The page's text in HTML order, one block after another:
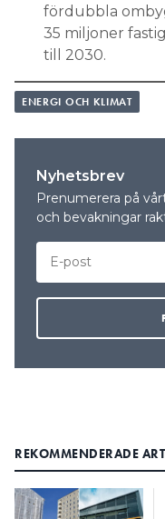
fördubbla
35 miljoner
till 2030.
ENERGI OCH KLIMAT
Nyhetsbrev
Prenumerera på
och bevakningar
REKOMMENDERADE